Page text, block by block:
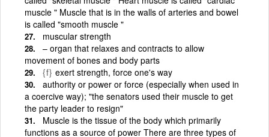
muscle " Muscle that is in the walls of arteries and bowel
is called "smooth muscle "
muscular strength
– organ that relaxes and contracts to allow
movement of bones and body parts
{f} exert strength, force one's way
authority or power or force (especially when used in
a coercive way); "the senators used their muscle to get
the party leader to resign"
Muscle is the tissue of the body which primarily
functions as a source of power There are three types of